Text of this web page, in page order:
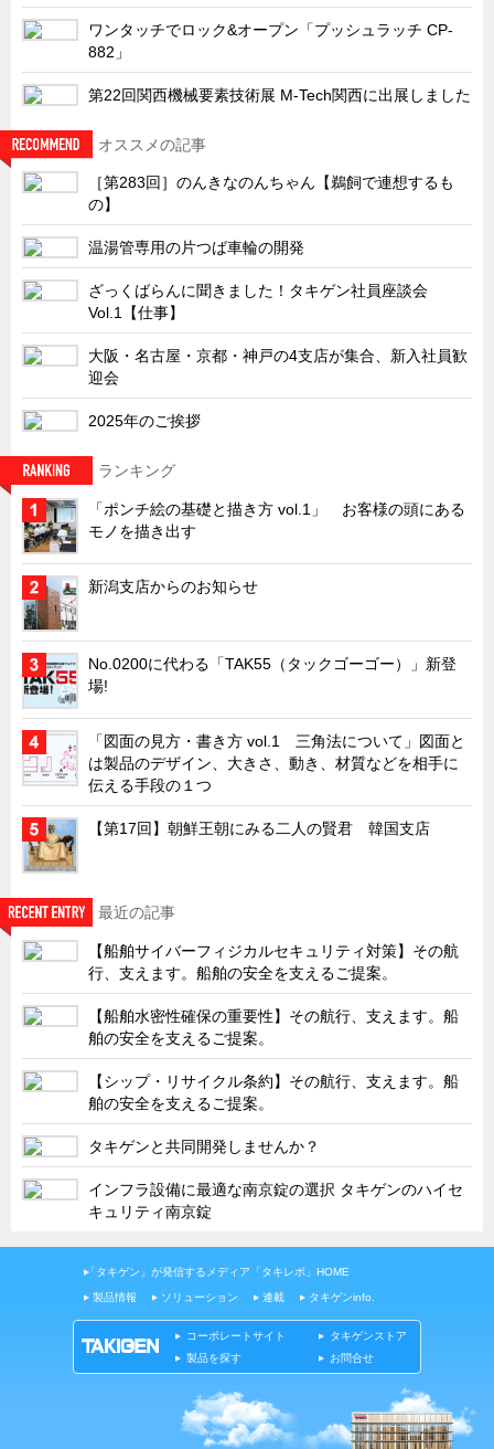
特装車・バス・トラック関連
フリーザー・フードマシナリー関連
自動販売機・自動改札機関連
CATEGORY
営業、丸ごとフカボリ
Before After
隠れた名品
旬の野菜とタキゲン製品
PICK UP NEWS
ポンチ絵の基礎と描き方
キャビネット工業会規格「CA300」集中講義
ズバッとお悩み解決 テクニカル Q and A
瀧源点回帰
光る技術！未来へのモノづくり
ちょっとユニークなお客様
ビジサスニュース
ECOLOGY NEWS SCRAMBLE
わが街わが支店
支店所在地（歴史探訪）
ニッポン再発見
あれこれWATCH
４コマ漫画 のんきなのんちゃん
CATEGORY タキゲンinfo.
展示会情報／出展告知
展示会情報／報告レポート
工場見学
海外出張
社外セミナー
タキゲンの歴史
タキゲン売上ランキング
展示トラック
ワンタッチでロック&オープン「プッシュラッチ CP-
882」
第22回関西機械要素技術展 M-Tech関西に出展しました
オススメの記事
［第283回］のんきなのんちゃん【鵜飼で連想するも
の】
温湯管専用の片つば車輪の開発
ざっくばらんに聞きました！タキゲン社員座談会
Vol.1【仕事】
大阪・名古屋・京都・神戸の4支店が集合、新入社員歓
迎会
2025年のご挨拶
ランキング
「ポンチ絵の基礎と描き方 vol.1」 お客様の頭にある
モノを描き出す
新潟支店からのお知らせ
No.0200に代わる「TAK55（タックゴーゴー）」新登
場!
「図面の見方・書き方 vol.1 三角法について」図面と
は製品のデザイン、大きさ、動き、材質などを相手に
伝える手段の１つ
【第17回】朝鮮王朝にみる二人の賢君 韓国支店
最近の記事
【船舶サイバーフィジカルセキュリティ対策】その航
行、支えます。船舶の安全を支えるご提案。
【船舶水密性確保の重要性】その航行、支えます。船
舶の安全を支えるご提案。
【シップ・リサイクル条約】その航行、支えます。船
舶の安全を支えるご提案。
タキゲンと共同開発しませんか？
インフラ設備に最適な南京錠の選択 タキゲンのハイセ
キュリティ南京錠
「タキゲン」が発信するメディア「タキレポ」HOME
製品情報 ソリューション 連載 タキゲンinfo.
コーポレートサイト
タキゲンストア
製品を探す
お問合せ